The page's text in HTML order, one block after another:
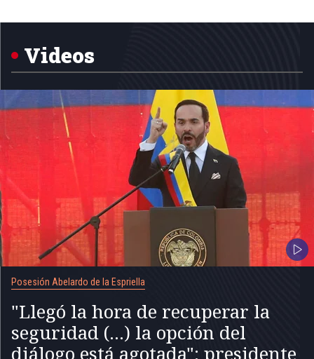
Videos
Posesión Abelardo de la Espriella
"Llegó la hora de recuperar la
seguridad (...) la opción del
diálogo está agotada": presidente